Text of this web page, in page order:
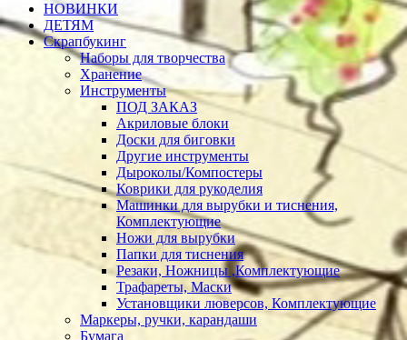
НОВИНКИ
ДЕТЯМ
Скрапбукинг
Наборы для творчества
Хранение
Инструменты
ПОД ЗАКАЗ
Акриловые блоки
Доски для биговки
Другие инструменты
Дыроколы/Компостеры
Коврики для рукоделия
Машинки для вырубки и тиснения,
Комплектующие
Ножи для вырубки
Папки для тиснения
Резаки, Ножницы ,Комплектующие
Трафареты, Маски
Установщики люверсов, Комплектующие
Маркеры, ручки, карандаши
Бумага